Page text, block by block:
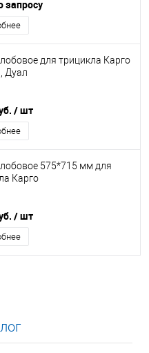
запросу
для трицикла Карго
Дуал
/ шт
575*715 мм для
Карго
/ шт